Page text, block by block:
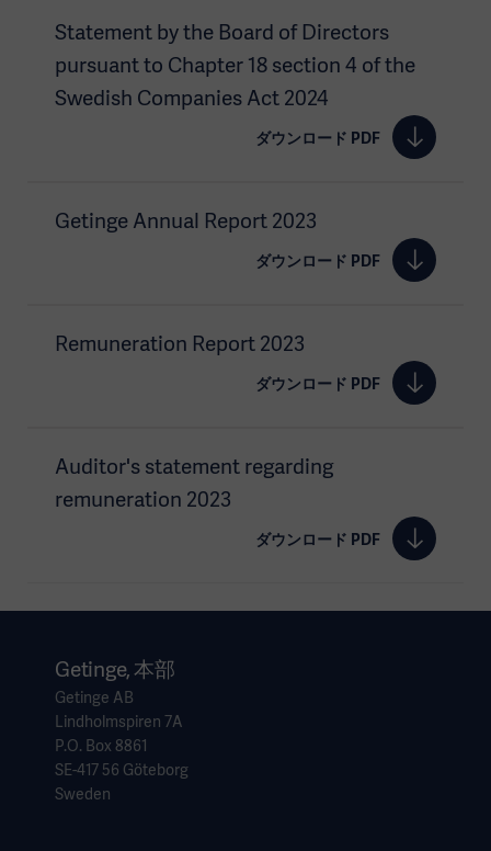
Statement by the Board of Directors
pursuant to Chapter 18 section 4 of the
Swedish Companies Act 2024
ダウンロード PDF
Getinge Annual Report 2023
ダウンロード PDF
Remuneration Report 2023
ダウンロード PDF
Auditor's statement regarding
remuneration 2023
ダウンロード PDF
Getinge, 本部
Getinge AB
Lindholmspiren 7A
P.O. Box 8861
SE-417 56 Göteborg
Sweden